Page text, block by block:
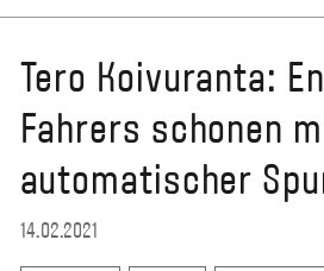
Tero Koivuranta:
Fahrers schonen
automatischer
14.02.2021